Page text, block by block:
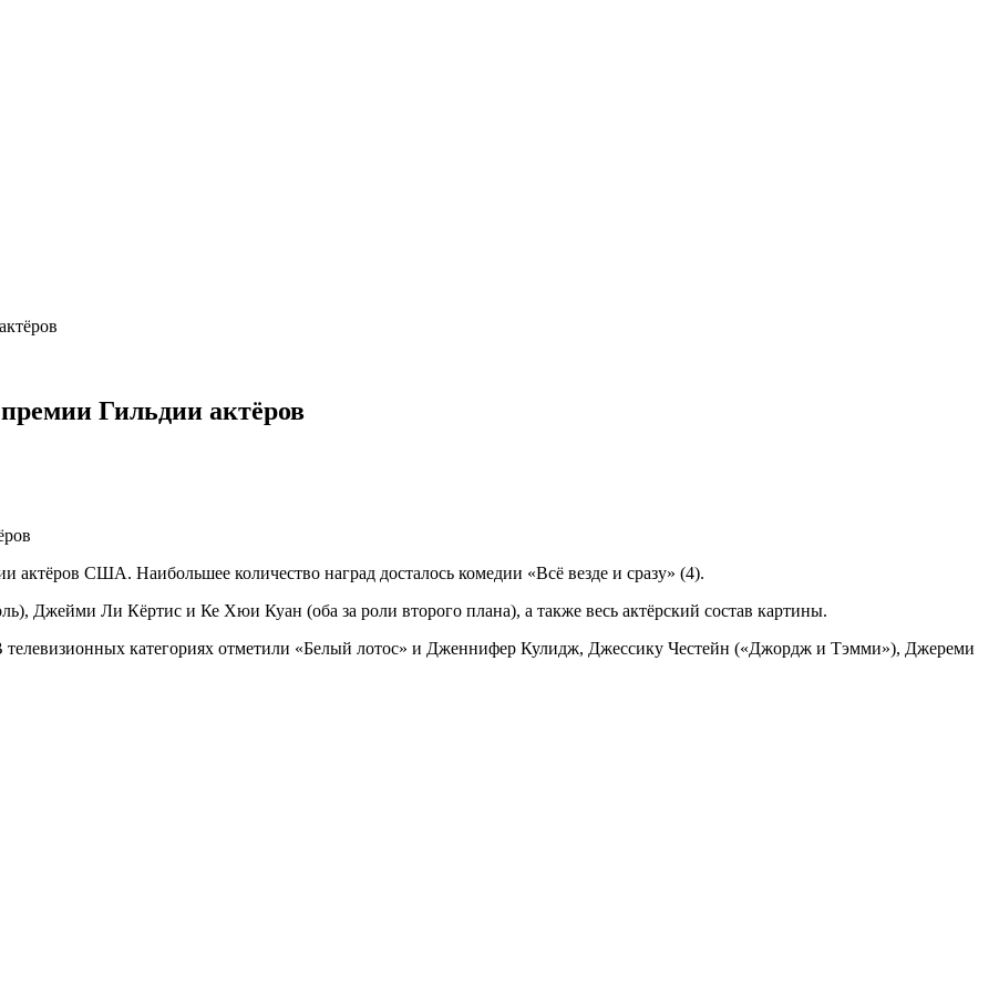
Гильдии актёров
США. Наибольшее количество наград досталось комедии «Всё везде и сразу» (4).
Джейми Ли Кёртис и Ке Хюи Куан (оба за роли второго плана), а также весь актёрский состав картины.
телевизионных категориях отметили «Белый лотос» и Дженнифер Кулидж, Джессику Честейн («Джордж и Тэмми»), Джереми